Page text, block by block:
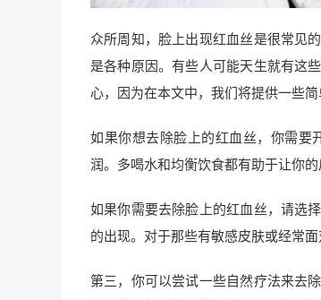
众所周知，脸上出现红血丝是很常见
是各种原因。有些人可能天生就有这
心，因为在本文中，我们将提供一些
如果你想去除脸上的红血丝，你需要
润。多喝水和均衡饮食都有助于让你的
如果你需要去除脸上的红血丝，请选
的出现。对于那些有敏感皮肤或经常
第三，你可以尝试一些自然疗法来去